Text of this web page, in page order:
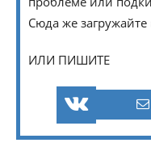
Сюда же
ИЛИ ПИШИТЕ